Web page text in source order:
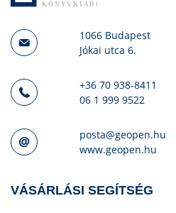
1066 Budapest
Jókai utca 6.
+36 70 938-8411
06 1 999 9522
posta@geopen.hu
www.geopen.hu
VÁSÁRLÁSI SEGÍTSÉG